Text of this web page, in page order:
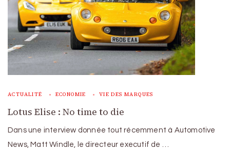
ACTUALITÉ ECONOMIE VIE DES MARQUES
Lotus Elise : No time to die
Dans une interview donnée tout récemment à Automotive
News, Matt Windle, le directeur executif de …